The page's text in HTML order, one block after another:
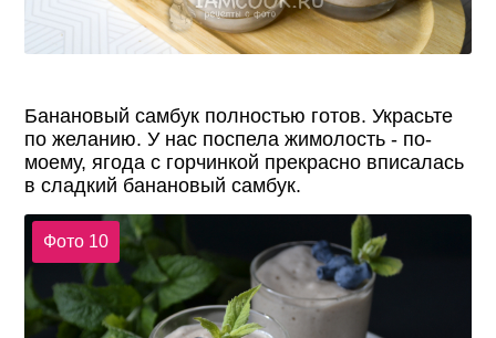
Банановый самбук полностью готов. Украсьте
по желанию. У нас поспела жимолость - по-
моему, ягода с горчинкой прекрасно вписалась
в сладкий банановый самбук.
Фото 10